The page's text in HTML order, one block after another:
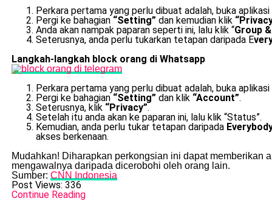
Perkara pertama yang perlu dibuat adalah, buka
Pergi ke bahagian “Setting” dan kemudian klik
Anda akan nampak paparan seperti ini, lalu klik “Group
Seterusnya, anda perlu tukarkan tetapan daripada E
Langkah-langkah block orang di Whatsapp
Perkara pertama yang perlu dibuat adalah, buka
Pergi ke bahagian “Setting” dan klik “Account”.
Seterusnya, klik “Privacy”.
Setelah itu anda akan ke paparan ini, lalu klik “Status”.
Kemudian, anda perlu tukar tetapan daripada
akses berkenaan.
Mudahkan! Diharapkan perkongsian ini dapat memberikan
mengawalnya daripada dicerobohi oleh orang lain.
Sumber: CNN Indonesia
Post Views: 336
Continue Reading